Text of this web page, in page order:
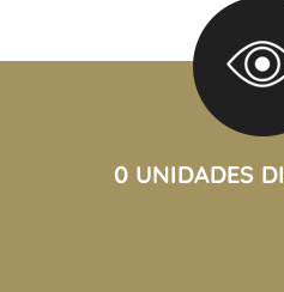
0 UNIDADES